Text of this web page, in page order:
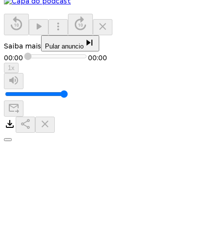
Saiba mais Pular anuncio
00:00 00:00
1x